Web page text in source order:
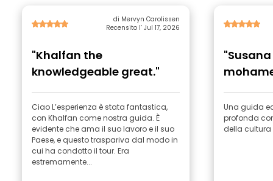
di Mervyn Carolissen
Recensito l’ Jul 17, 2026
"Khalfan the
knowledgeable great."
Ciao L’esperienza è stata fantastica,
con Khalfan come nostra guida. È
evidente che ama il suo lavoro e il suo
Paese, e questo traspariva dal modo in
cui ha condotto il tour. Era
estremamente...
Una guida
profonda
della cultura